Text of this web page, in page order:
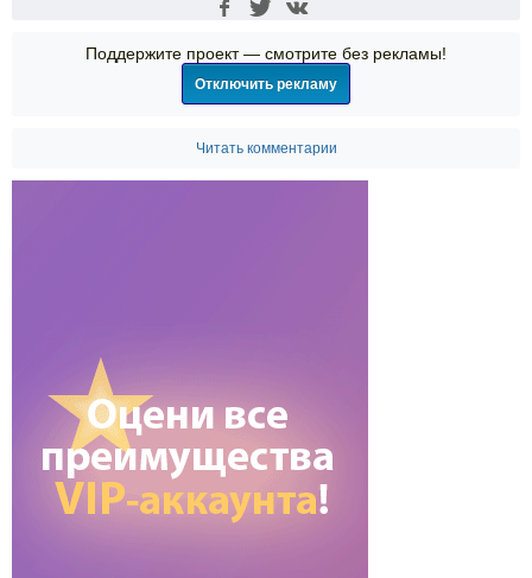
Поддержите проект — смотрите без рекламы!
Отключить рекламу
Читать комментарии